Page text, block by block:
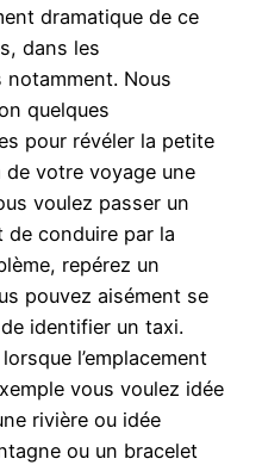
dramatique de ce
dans les
Nous
quelques
pour révéler la petite
votre voyage une
voulez passer un
de conduire par la
repérez un
pouvez aisément se
identifier un taxi.
l’emplacement
vous voulez idée
rivière ou idée
ou un bracelet